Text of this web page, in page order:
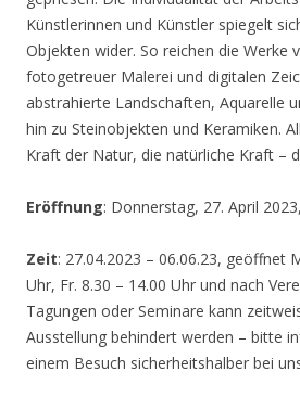
Künstlerinnen und Künstler spiegelt
Objekten wider. So reichen die Werke
fotogetreuer Malerei und digitalen
abstrahierte Landschaften, Aquarelle
hin zu Steinobjekten und Keramiken.
Kraft der Natur, die natürliche Kraft –
Eröffnung: Donnerstag, 27. April
Zeit: 27.04.2023 – 06.06.23, geöffnet
Uhr, Fr. 8.30 – 14.00 Uhr und nach
Tagungen oder Seminare kann
Ausstellung behindert werden – bitte
einem Besuch sicherheitshalber bei